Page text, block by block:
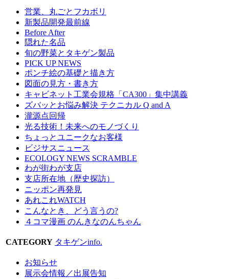
営業、丸ごとフカボリ
新製品開発最前線
Before After
隠れた名品
旬の野菜とタキゲン製品
PICK UP NEWS
ポンチ絵の基礎と描き方
図面の見方・書き方
キャビネット工業会規格「CA300」集中講義
ズバッとお悩み解決 テクニカル Q and A
瀧源点回帰
光る技術！未来へのモノづくり
ちょっとユニークなお客様
ビジサスニュース
ECOLOGY NEWS SCRAMBLE
わが街わが支店
支店所在地（歴史探訪）
ニッポン再発見
あれこれWATCH
こんなとき、どう言うの?
４コマ漫画 のんきなのんちゃん
CATEGORY タキゲンinfo.
お知らせ
展示会情報／出展告知